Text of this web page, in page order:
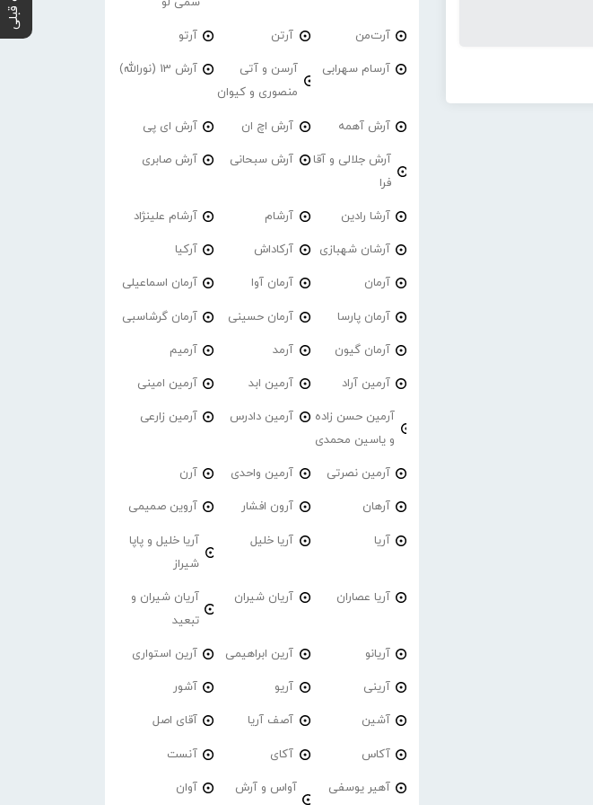
آرت‌من آرتن آرتو
آرسام سهرابی
آرسن و آتی
منصوری و کیوان
آرش 13 (نورالله)
آرش آهمه آرش اچ ان آرش ای پی
آرش جلالی و آقا
فرا
آرش سبحانی آرش صابری
آرشا رادین آرشام آرشام علینژاد
آرشان شهبازی آرکاداش آرکیا
آرمان آرمان آوا آرمان اسماعیلی
آرمان پارسا آرمان حسینی آرمان گرشاسبی
آرمان گیون آرمد آرمیم
آرمین آراد آرمین ابد آرمین امینی
آرمین حسن زاده
و یاسین محمدی
آرمین دادرس آرمین زارعی
آرمین نصرتی آرمین واحدی آرن
آرهان آرون افشار آروین صمیمی
آریا آریا خلیل
آریا خلیل و پاپا
شیراز
آریا عصاران آریان شیران
آریان شیران و
تبعید
آریانو آرین ابراهیمی آرین استواری
آرینی آریو آشور
آشین آصف آریا آقای اصل
آکاس آکای آنست
آهیر یوسفی
آواس و آرش
آوان